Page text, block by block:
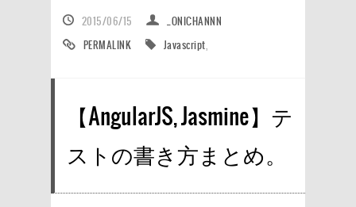
2015/06/15
_ONICHANNN
PERMALINK
Javascript
【AngularJS, Jasmine】テ
ストの書き方まとめ。